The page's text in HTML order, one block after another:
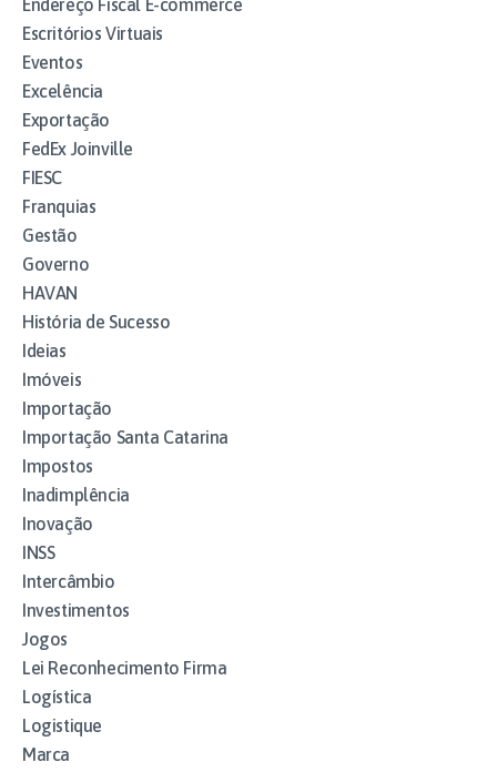
Endereço Fiscal E-commerce
Escritórios Virtuais
Eventos
Excelência
Exportação
FedEx Joinville
FIESC
Franquias
Gestão
Governo
HAVAN
História de Sucesso
Ideias
Imóveis
Importação
Importação Santa Catarina
Impostos
Inadimplência
Inovação
INSS
Intercâmbio
Investimentos
Jogos
Lei Reconhecimento Firma
Logística
Logistique
Marca